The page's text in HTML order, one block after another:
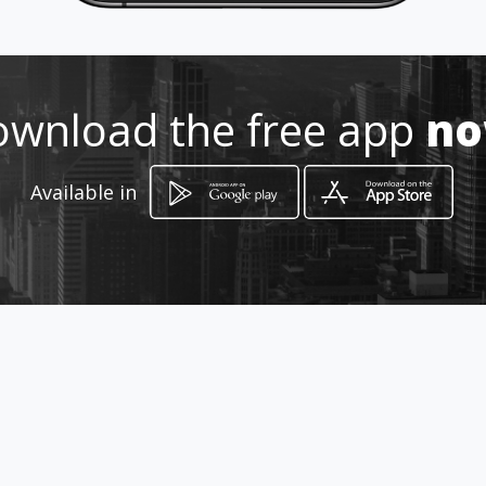
How to get
Λ. ΚΝΩΣΣΟΥ 219
the free app
Available in